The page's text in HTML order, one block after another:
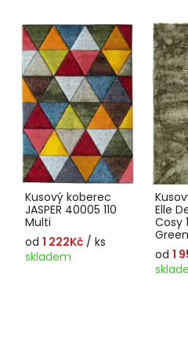
Kusový koberec
JASPER 40005 110
Multi
od 1 222Kč / ks
skladem
Elle
Cosy
Green
od 1